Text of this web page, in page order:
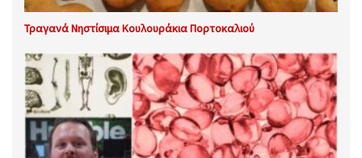
Τραγανά Νηστίσιμα Κουλουράκια Πορτοκαλιού